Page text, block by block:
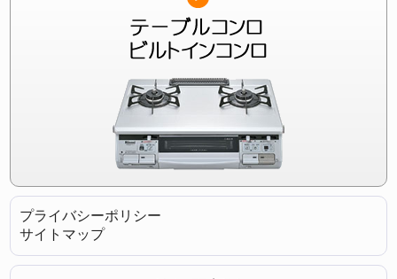
プライバシーポリシー
サイトマップ